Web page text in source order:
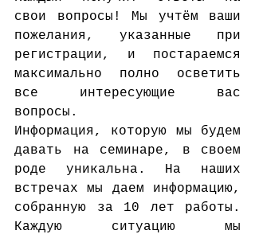
свои вопросы! Мы учтём ваши
пожелания, указанные при
регистрации, и постараемся
максимально полно осветить
все интересующие вас
вопросы.
Информация, которую мы будем
давать на семинаре, в своем
роде уникальна. На наших
встречах мы даем информацию,
собранную за 10 лет работы.
Каждую ситуацию мы